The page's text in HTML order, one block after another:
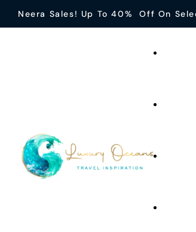
Neera Sales! Up To 40% Off On